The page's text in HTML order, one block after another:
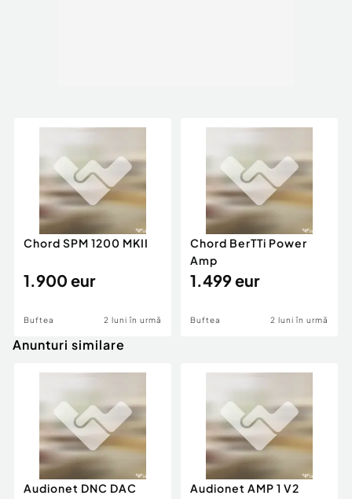
Chord SPM 1200 MKII
1.900 eur
Buftea 2 luni în urmă
Chord BerTTi Power
Amp
1.499 eur
Buftea 2 luni în urmă
Anunturi similare
Audionet DNC DAC Audionet AMP 1 V2